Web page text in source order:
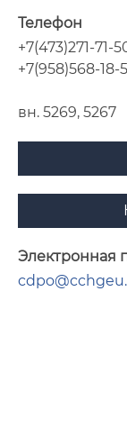
Телефон
+7(473)271-71-
+7(958)568-18-
вн. 5269, 5267
Электронная